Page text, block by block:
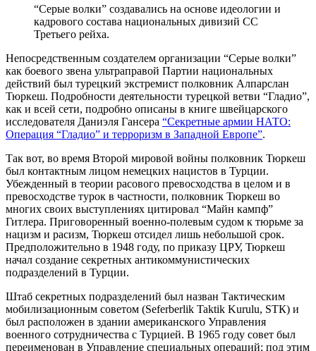
“Серые волки” создавались на основе идеологии и
кадрового состава национальных дивизий СС
Третьего рейха.
Непосредственным создателем организации “Серые волки”
как боевого звена ультраправой Партии национальных
действий был турецкий экстремист полковник Алпарслан
Тюркеш. Подробности деятельности турецкой ветви “Гладио”,
как и всей сети, подробно описаны в книге швейцарского
исследователя Даниэля Гансера “Секретные армии НАТО:
Операция “Гладио” и терроризм в Западной Европе”.
Так вот, во время Второй мировой войны полковник Тюркеш
был контактным лицом немецких нацистов в Турции.
Убежденный в теории расового превосходства в целом и в
превосходстве турок в частности, полковник Тюркеш во
многих своих выступлениях цитировал “Майн кампф”
Гитлера. Приговоренный военно-полевым судом к тюрьме за
нацизм и расизм, Тюркеш отсидел лишь небольшой срок.
Предположительно в 1948 году, по приказу ЦРУ, Тюркеш
начал создание секретных антикоммунистических
подразделений в Турции.
Штаб секретных подразделений был назван Тактическим
мобилизационным советом (Seferberlik Taktik Kurulu, SТК) и
был расположен в здании американского Управления
военного сотрудничества с Турцией. В 1965 году совет был
переименован в Управление специальных операций; под этим